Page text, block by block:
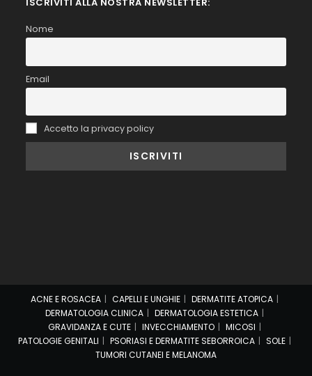
Nome
Email
Accetto la privacy policy
ACNE E ROSACEA CAPELLI E UNGHIE
DERMATITE ATOPICA
DERMATOLOGIA CLINICA
DERMATOLOGIA ESTETICA
GRAVIDANZA E CUTE
INVECCHIAMENTO
MICOSI
PATOLOGIE GENITALI
PSORIASI E DERMATITE SEBORROICA
SOLE
TUMORI CUTANEI E MELANOMA